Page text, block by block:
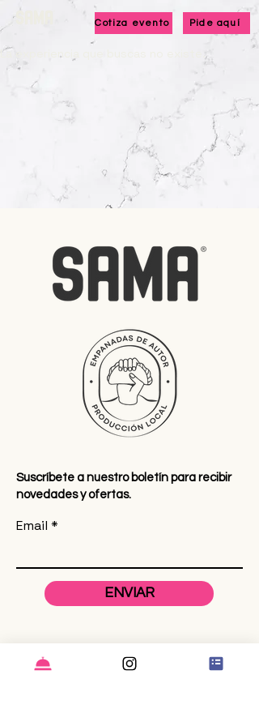
Cotiza evento Pide aquí
La experiencia que buscas no existe.
Suscríbete a nuestro boletín para recibir
novedades y ofertas.
Email
ENVIAR